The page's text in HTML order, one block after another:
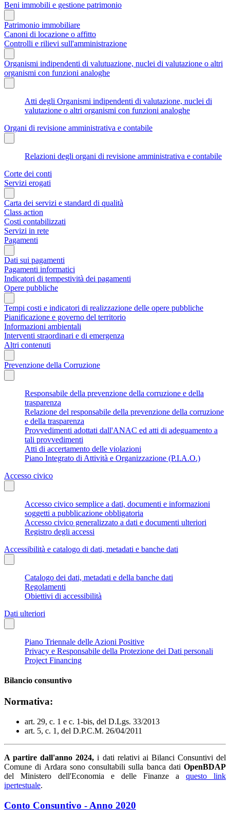
Beni immobili e gestione patrimonio
Patrimonio immobiliare
Canoni di locazione o affitto
Controlli e rilievi sull'amministrazione
Organismi indipendenti di valutuazione, nuclei di valutazione o altri
organismi con funzioni analoghe
Atti degli Organismi indipendenti di valutazione, nuclei di
valutazione o altri organismi con funzioni analoghe
Organi di revisione amministrativa e contabile
Relazioni degli organi di revisione amministrativa e contabile
Corte dei conti
Servizi erogati
Carta dei servizi e standard di qualità
Class action
Costi contabilizzati
Servizi in rete
Pagamenti
Dati sui pagamenti
Pagamenti informatici
Indicatori di tempestività dei pagamenti
Opere pubbliche
Tempi costi e indicatori di realizzazione delle opere pubbliche
Pianificazione e governo del territorio
Informazioni ambientali
Interventi straordinari e di emergenza
Altri contenuti
Prevenzione della Corruzione
Responsabile della prevenzione della corruzione e della
trasparenza
Relazione del responsabile della prevenzione della corruzione
e della trasparenza
Provvedimenti adottati dall'ANAC ed atti di adeguamento a
tali provvedimenti
Atti di accertamento delle violazioni
Piano Integrato di Attività e Organizzazione (P.I.A.O.)
Accesso civico
Accesso civico semplice a dati, documenti e informazioni
soggetti a pubblicazione obbligatoria
Accesso civico generalizzato a dati e documenti ulteriori
Registro degli accessi
Accessibilità e catalogo di dati, metadati e banche dati
Catalogo dei dati, metadati e della banche dati
Regolamenti
Obiettivi di accessibilità
Dati ulteriori
Piano Triennale delle Azioni Positive
Privacy e Responsabile della Protezione dei Dati personali
Project Financing
Bilancio consuntivo
Normativa:
art. 29, c. 1 e c. 1-bis, del D.Lgs. 33/2013
art. 5, c. 1, del D.P.C.M. 26/04/2011
A partire dall'anno 2024,i dati relativi ai Bilanci Consuntivi del
Comune di Ardara sono consultabili sulla banca dati OpenBDAP
del Ministero dell'Economia e delle Finanze a questo link
ipertestuale.
Conto Consuntivo - Anno 2020